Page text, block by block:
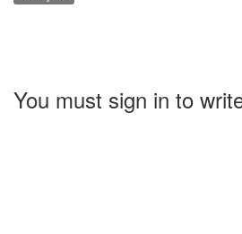
You must sign in to